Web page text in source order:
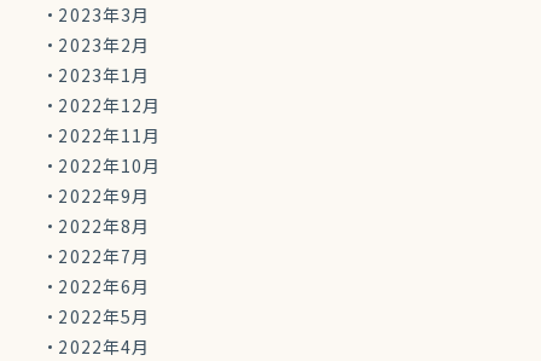
2023年3月
2023年2月
2023年1月
2022年12月
2022年11月
2022年10月
2022年9月
2022年8月
2022年7月
2022年6月
2022年5月
2022年4月